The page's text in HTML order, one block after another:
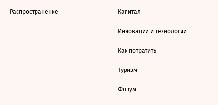
Распространение Капитал
Инновации и технологии
Как потратить
Туризм
Форум